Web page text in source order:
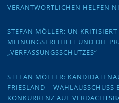
VERANTWORTLICHEN HELFEN
STEFAN MÖLLER: UN KRITISIERT
MEINUNGSFREIHEIT UND DIE
„VERFASSUNGSSCHUTZES“
STEFAN MÖLLER:
FRIESLAND – WAHLAUSSCHUSS
KONKURRENZ AUF